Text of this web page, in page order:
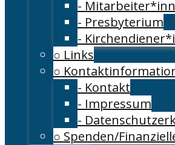
-
- Presbyterium
-
○ Links
○
- Kontakt
- Impressum
-
○ Spenden/